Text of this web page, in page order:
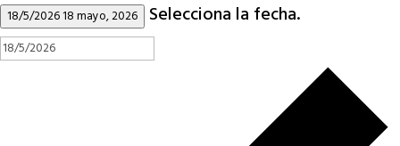
18/5/202618 mayo, 2026 Selecciona la fecha.